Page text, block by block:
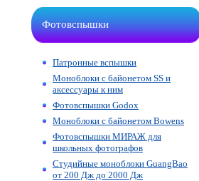
Фотовспышки
Патронные вспышки
Моноблоки с байонетом SS и
аксессуары к ним
Фотовспышки Godox
Моноблоки с байонетом Bowens
Фотовспышки МИРАЖ для
школьных фотографов
Студийные моноблоки GuangBao
от 200 Дж до 2000 Дж